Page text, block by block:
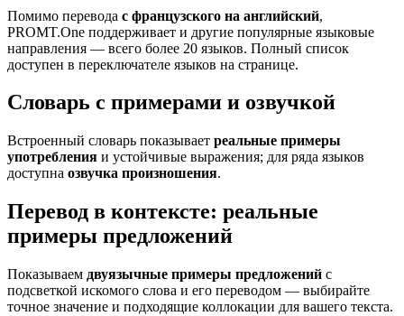
Помимо перевода с французского на английский,
PROMT.One поддерживает и другие популярные языковые
направления — всего более 20 языков. Полный список
доступен в переключателе языков на странице.
Словарь с примерами и озвучкой
Встроенный словарь показывает реальные примеры
употребления и устойчивые выражения; для ряда языков
доступна озвучка произношения.
Перевод в контексте: реальные
примеры предложений
Показываем двуязычные примеры предложений с
подсветкой искомого слова и его переводом — выбирайте
точное значение и подходящие коллокации для вашего текста.